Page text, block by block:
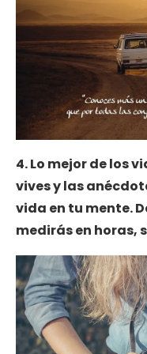
4. Lo mejor de los
vives y las
vida en tu mente.
medirás en horas,